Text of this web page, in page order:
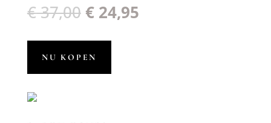
€37,00 Oorspronkelijke
prijs
was:
€ 37,00.
€24,95Huidige
NU KOPEN